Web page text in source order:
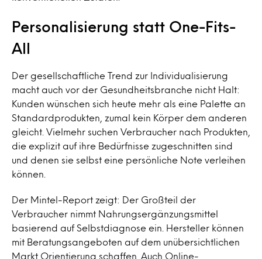
Personalisierung statt One-Fits-
All
Der gesellschaftliche Trend zur Individualisierung
macht auch vor der Gesundheitsbranche nicht Halt:
Kunden wünschen sich heute mehr als eine Palette an
Standardprodukten, zumal kein Körper dem anderen
gleicht. Vielmehr suchen Verbraucher nach Produkten,
die explizit auf ihre Bedürfnisse zugeschnitten sind
und denen sie selbst eine persönliche Note verleihen
können.
Der Mintel-Report zeigt: Der Großteil der
Verbraucher nimmt Nahrungsergänzungsmittel
basierend auf Selbstdiagnose ein. Hersteller können
mit Beratungsangeboten auf dem unübersichtlichen
Markt Orientierung schaffen. Auch Online-